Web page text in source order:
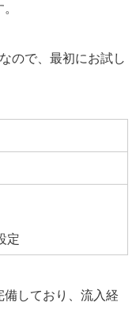
ので、最初にお試し
定
しており、流入経